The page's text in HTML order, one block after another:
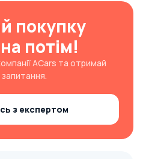
покупку
потім!
ACars та отримай
запитання.
з експертом